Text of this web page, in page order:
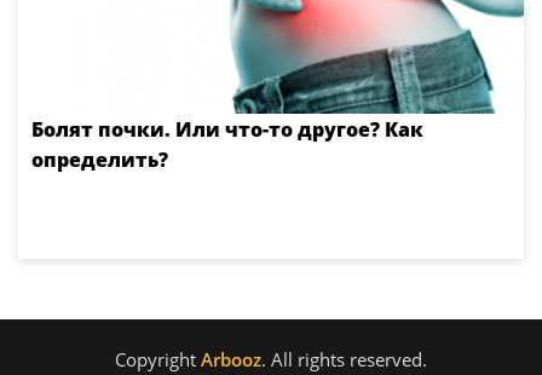
Болят почки. Или что-то другое? Как
определить?
Copyright Arbooz. All rights reserved.